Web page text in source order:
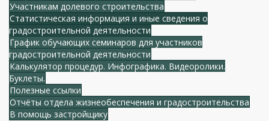
Участникам долевого строительства
Статистическая информация и иные сведения о
градостроительной деятельности
График обучающих семинаров для участников
градостроительной деятельности
Калькулятор процедур. Инфографика. Видеоролики.
Буклеты.
Полезные ссылки
Отчёты отдела жизнеобеспечения и градостроительства
В помощь застройщику